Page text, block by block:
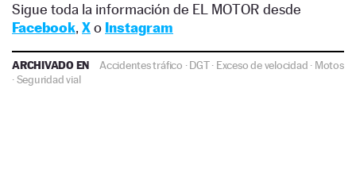
Sigue toda la información de EL MOTOR desde
Facebook, Xo Instagram
ARCHIVADO EN Accidentes tráfico ·DGT· Exceso de velocidad · Motos
·Seguridad vial